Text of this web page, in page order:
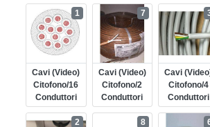
Cavi (video)
Citofono/16
Conduttori
1
Cavi (video)
Citofono/2
Conduttori
7
Cavi
Citofono/4
Conduttori
2 8